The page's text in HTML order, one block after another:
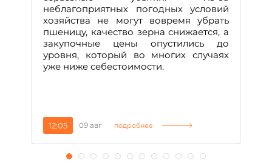
неблагоприятных погодных условий
хозяйства не могут вовремя убрать
пшеницу, качество зерна снижается, а
закупочные цены опустились до
уровня, который во многих случаях
уже ниже себестоимости.
12:05 09 авг подробнее